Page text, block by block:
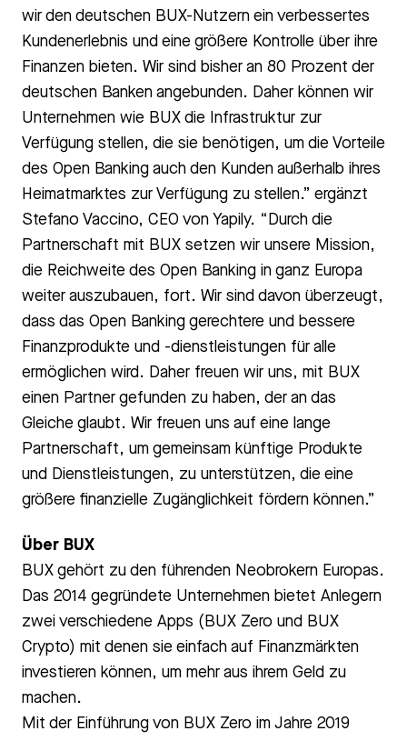
wir den deutschen BUX-Nutzern ein verbessertes
Kundenerlebnis und eine größere Kontrolle über ihre
Finanzen bieten. Wir sind bisher an 80 Prozent der
deutschen Banken angebunden. Daher können wir
Unternehmen wie BUX die Infrastruktur zur
Verfügung stellen, die sie benötigen, um die Vorteile
des Open Banking auch den Kunden außerhalb ihres
Heimatmarktes zur Verfügung zu stellen.” ergänzt
Stefano Vaccino, CEO von Yapily. “Durch die
Partnerschaft mit BUX setzen wir unsere Mission,
die Reichweite des Open Banking in ganz Europa
weiter auszubauen, fort. Wir sind davon überzeugt,
dass das Open Banking gerechtere und bessere
Finanzprodukte und -dienstleistungen für alle
ermöglichen wird. Daher freuen wir uns, mit BUX
einen Partner gefunden zu haben, der an das
Gleiche glaubt. Wir freuen uns auf eine lange
Partnerschaft, um gemeinsam künftige Produkte
und Dienstleistungen, zu unterstützen, die eine
größere finanzielle Zugänglichkeit fördern können.”
Über BUX
BUX gehört zu den führenden Neobrokern Europas.
Das 2014 gegründete Unternehmen bietet Anlegern
zwei verschiedene Apps (BUX Zero und BUX
Crypto) mit denen sie einfach auf Finanzmärkten
investieren können, um mehr aus ihrem Geld zu
machen.
Mit der Einführung von BUX Zero im Jahre 2019